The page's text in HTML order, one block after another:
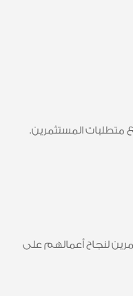
متطلبات المستثمرين.
لنجاح أعمالهم على